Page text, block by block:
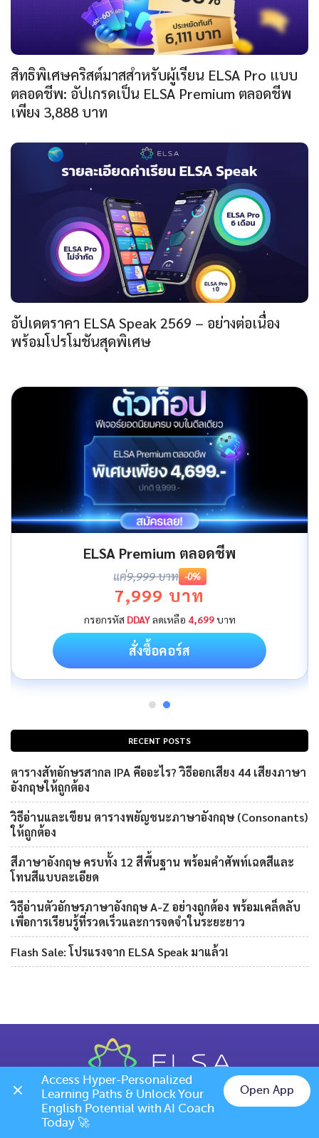
สิทธิพิเศษคริสต์มาสสำหรับผู้เรียน ELSA Pro แบบ
ตลอดชีพ: อัปเกรดเป็น ELSA Premium ตลอดชีพ
เพียง 3,888 บาท
อัปเดตราคา ELSA Speak 2569 – อย่างต่อเนื่อง
พร้อมโปรโมชันสุดพิเศษ
RECENT POSTS
ตารางสัทอักษรสากล IPA คืออะไร? วิธีออกเสียง 44 เสียงภาษา
อังกฤษให้ถูกต้อง
วิธีอ่านและเขียน ตารางพยัญชนะภาษาอังกฤษ (Consonants)
ให้ถูกต้อง
สีภาษาอังกฤษ ครบทั้ง 12 สีพื้นฐาน พร้อมคำศัพท์เฉดสีและ
โทนสีแบบละเอียด
วิธีอ่านตัวอักษรภาษาอังกฤษ A-Z อย่างถูกต้อง พร้อมเคล็ดลับ
เพื่อการเรียนรู้ที่รวดเร็วและการจดจำในระยะยาว
Flash Sale: โปรแรงจาก ELSA Speak มาแล้ว!
ELSA Premium ตลอดชีพ
แค่9,999 บาท -0%
7,999 บาท
กรอกรหัส DDAYลดเหลือ 4,699บาท
สั่งซื้อคอร์ส
Chat on LINE
Access Hyper-Personalized
Learning Paths & Unlock Your
English Potential with AI Coach
Today 🚀
Open App